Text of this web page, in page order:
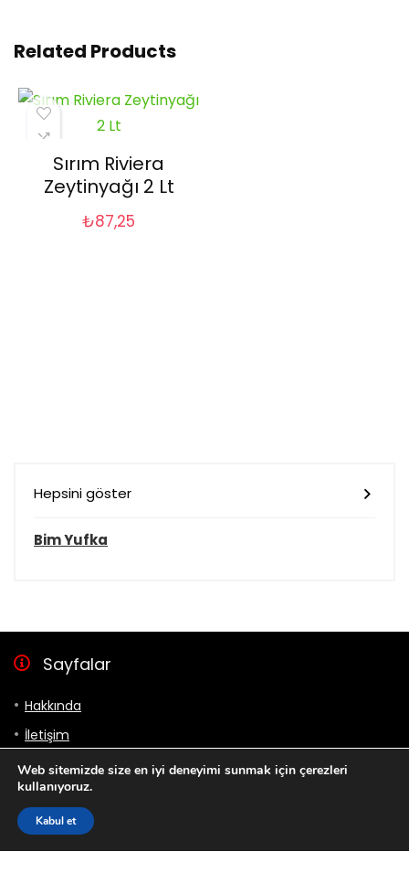
Related Products
Sırım Riviera
Zeytinyağı 2 Lt
₺87,25
Hepsini göster
Bim Yufka
Sayfalar
Hakkında
İletişim
Gizlilik Politikası
Bizi takip et
Web sitemizde size en iyi deneyimi sunmak için çerezleri
kullanıyoruz.
Kabul et